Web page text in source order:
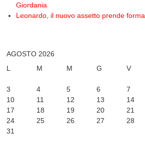
Giordania
Leonardo, il nuovo assetto prende forma
AGOSTO 2026
L
M M G V
3
4 5 6 7
10
11 12 13 14
17
18 19 20 21
24
25 26 27 28
31